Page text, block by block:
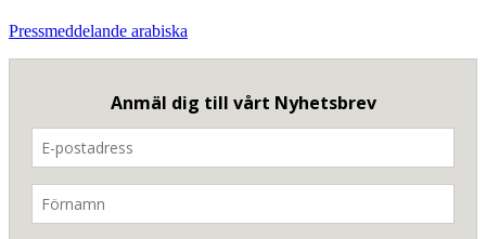
Pressmeddelande arabiska